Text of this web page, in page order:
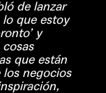
de lanzar
que estoy
y
que están
negocios